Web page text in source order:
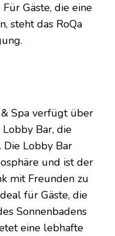
Gäste, die eine
steht das RoQa
Spa verfügt über
Bar, die
Die Lobby Bar
und ist der
mit Freunden zu
für Gäste, die
Sonnenbadens
eine lebhafte